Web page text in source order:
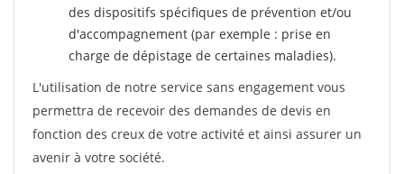
des dispositifs spécifiques de prévention et/ou
d'accompagnement (par exemple : prise en
charge de dépistage de certaines maladies).
L'utilisation de notre service sans engagement vous
permettra de recevoir des demandes de devis en
fonction des creux de votre activité et ainsi assurer un
avenir à votre société.